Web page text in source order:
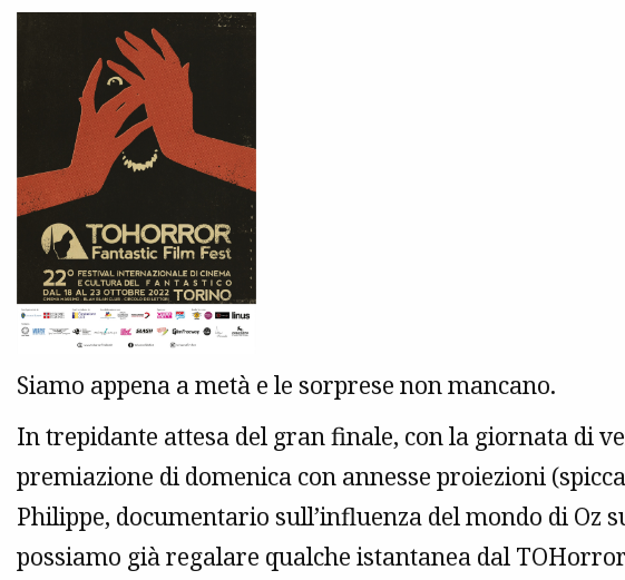
Siamo appena a metà e le sorprese non mancano.
In trepidante attesa del gran finale, con la giornata di
premiazione di domenica con annesse proiezioni
Philippe, documentario sull’influenza del mondo di Oz
possiamo già regalare qualche istantanea dal